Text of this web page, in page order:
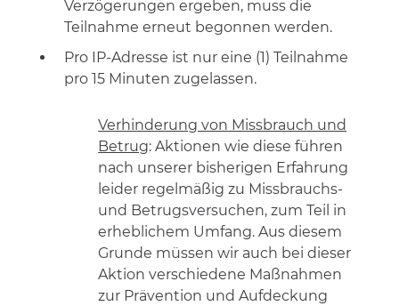
Verzögerungen ergeben, muss die
Teilnahme erneut begonnen werden.
Pro IP-Adresse ist nur eine (1) Teilnahme
pro 15 Minuten zugelassen.
Verhinderung von Missbrauch und
Betrug: Aktionen wie diese führen
nach unserer bisherigen Erfahrung
leider regelmäßig zu Missbrauchs-
und Betrugsversuchen, zum Teil in
erheblichem Umfang. Aus diesem
Grunde müssen wir auch bei dieser
Aktion verschiedene Maßnahmen
zur Prävention und Aufdeckung